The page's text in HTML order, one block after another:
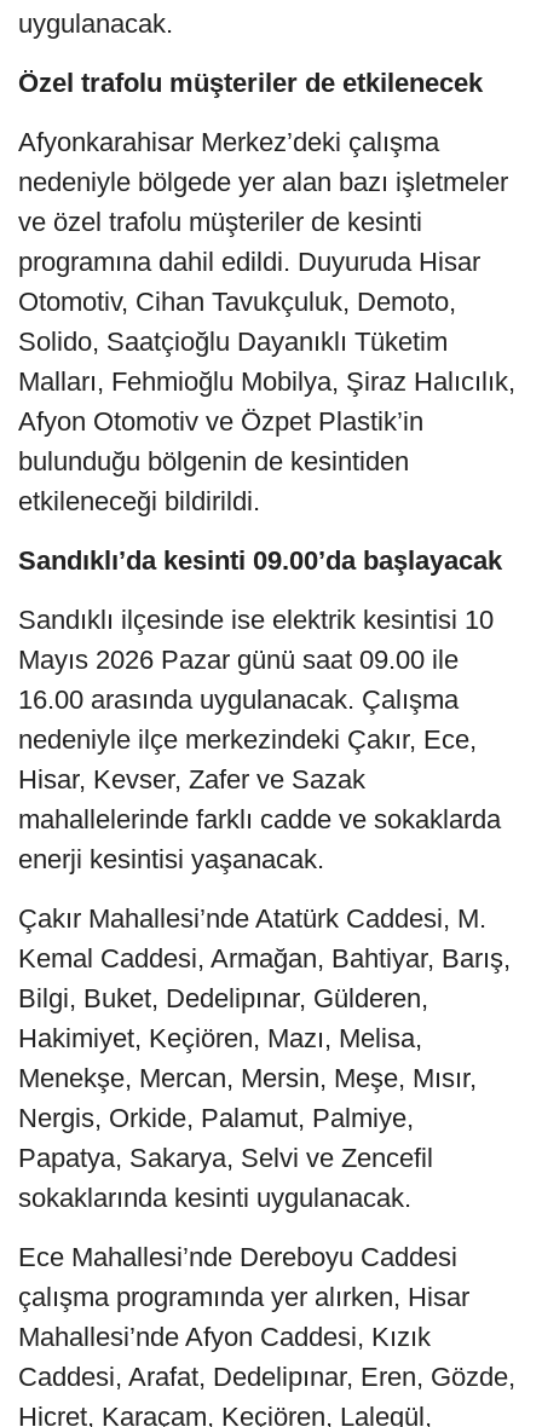
uygulanacak.
Özel trafolu müşteriler de etkilenecek
Afyonkarahisar Merkez’deki çalışma
nedeniyle bölgede yer alan bazı işletmeler
ve özel trafolu müşteriler de kesinti
programına dahil edildi. Duyuruda Hisar
Otomotiv, Cihan Tavukçuluk, Demoto,
Solido, Saatçioğlu Dayanıklı Tüketim
Malları, Fehmioğlu Mobilya, Şiraz Halıcılık,
Afyon Otomotiv ve Özpet Plastik’in
bulunduğu bölgenin de kesintiden
etkileneceği bildirildi.
Sandıklı’da kesinti 09.00’da başlayacak
Sandıklı ilçesinde ise elektrik kesintisi 10
Mayıs 2026 Pazar günü saat 09.00 ile
16.00 arasında uygulanacak. Çalışma
nedeniyle ilçe merkezindeki Çakır, Ece,
Hisar, Kevser, Zafer ve Sazak
mahallelerinde farklı cadde ve sokaklarda
enerji kesintisi yaşanacak.
Çakır Mahallesi’nde Atatürk Caddesi, M.
Kemal Caddesi, Armağan, Bahtiyar, Barış,
Bilgi, Buket, Dedelipınar, Gülderen,
Hakimiyet, Keçiören, Mazı, Melisa,
Menekşe, Mercan, Mersin, Meşe, Mısır,
Nergis, Orkide, Palamut, Palmiye,
Papatya, Sakarya, Selvi ve Zencefil
sokaklarında kesinti uygulanacak.
Ece Mahallesi’nde Dereboyu Caddesi
çalışma programında yer alırken, Hisar
Mahallesi’nde Afyon Caddesi, Kızık
Caddesi, Arafat, Dedelipınar, Eren, Gözde,
Hicret, Karaçam, Keçiören, Lalegül,